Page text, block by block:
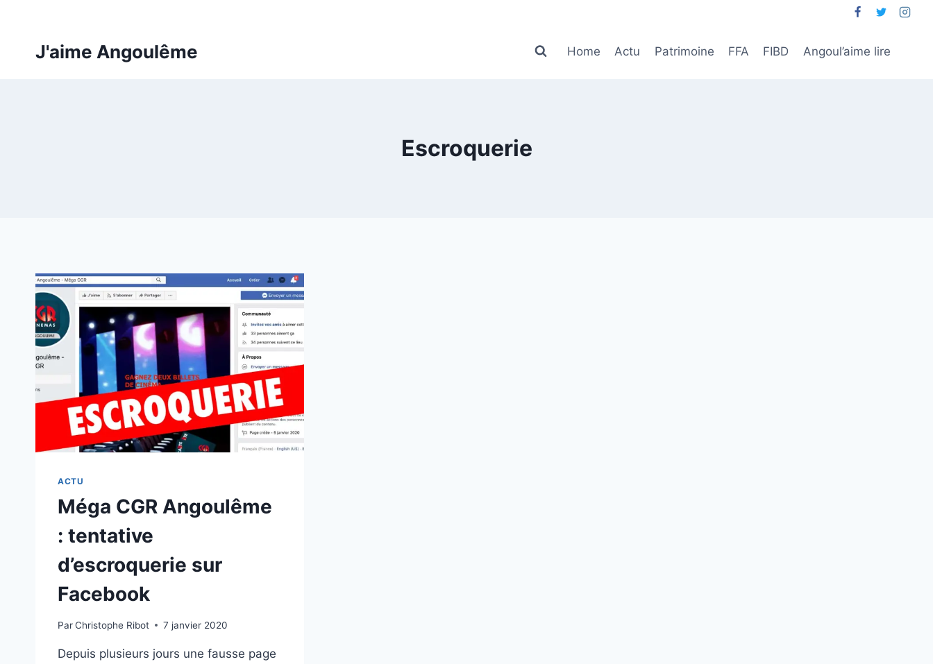
contenuJ'aime Angoulême Home Actu Patrimoine FFA FIBD Angoul’aime lire
Escroquerie
ACTU
Méga CGR Angoulême
: tentative
d’escroquerie sur
Facebook
ParChristophe Ribot 7 janvier 2020
Depuis plusieurs jours une fausse page